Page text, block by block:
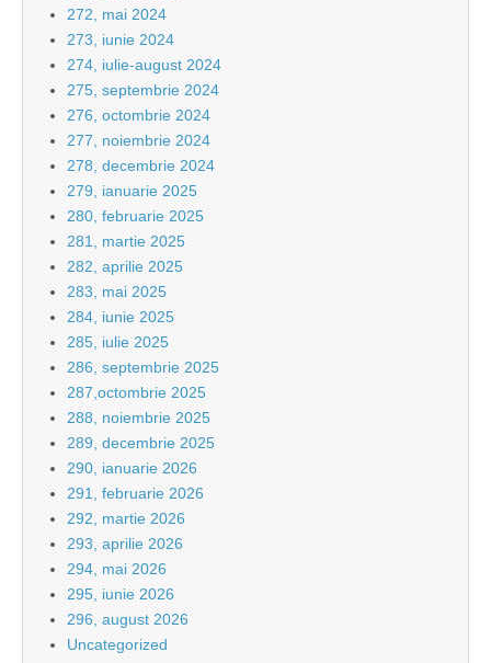
272, mai 2024
273, iunie 2024
274, iulie-august 2024
275, septembrie 2024
276, octombrie 2024
277, noiembrie 2024
278, decembrie 2024
279, ianuarie 2025
280, februarie 2025
281, martie 2025
282, aprilie 2025
283, mai 2025
284, iunie 2025
285, iulie 2025
286, septembrie 2025
287,octombrie 2025
288, noiembrie 2025
289, decembrie 2025
290, ianuarie 2026
291, februarie 2026
292, martie 2026
293, aprilie 2026
294, mai 2026
295, iunie 2026
296, august 2026
Uncategorized